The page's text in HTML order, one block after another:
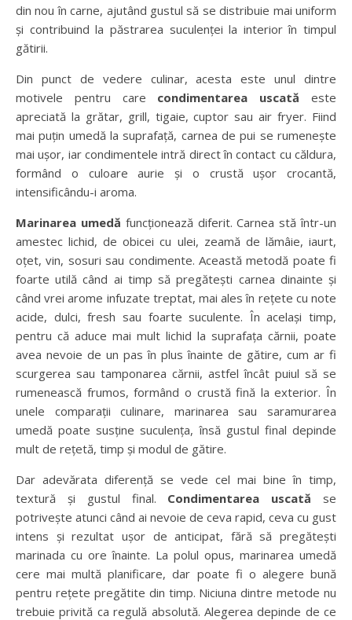
din nou în carne, ajutând gustul să se distribuie mai uniform
și contribuind la păstrarea suculenței la interior în timpul
gătirii.
Din punct de vedere culinar, acesta este unul dintre
motivele pentru care condimentarea uscată este
apreciată la grătar, grill, tigaie, cuptor sau air fryer. Fiind
mai puțin umedă la suprafață, carnea de pui se rumenește
mai ușor, iar condimentele intră direct în contact cu căldura,
formând o culoare aurie și o crustă ușor crocantă,
intensificându-i aroma.
Marinarea umedă funcționează diferit. Carnea stă într-un
amestec lichid, de obicei cu ulei, zeamă de lămâie, iaurt,
oțet, vin, sosuri sau condimente. Această metodă poate fi
foarte utilă când ai timp să pregătești carnea dinainte și
când vrei arome infuzate treptat, mai ales în rețete cu note
acide, dulci, fresh sau foarte suculente. În același timp,
pentru că aduce mai mult lichid la suprafața cărnii, poate
avea nevoie de un pas în plus înainte de gătire, cum ar fi
scurgerea sau tamponarea cărnii, astfel încât puiul să se
rumenească frumos, formând o crustă fină la exterior. În
unele comparații culinare, marinarea sau saramurarea
umedă poate susține suculența, însă gustul final depinde
mult de rețetă, timp și modul de gătire.
Dar adevărata diferență se vede cel mai bine în timp,
textură și gustul final. Condimentarea uscată se
potrivește atunci când ai nevoie de ceva rapid, ceva cu gust
intens și rezultat ușor de anticipat, fără să pregătești
marinada cu ore înainte. La polul opus, marinarea umedă
cere mai multă planificare, dar poate fi o alegere bună
pentru rețete pregătite din timp. Niciuna dintre metode nu
trebuie privită ca regulă absolută. Alegerea depinde de ce